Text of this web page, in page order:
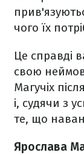
чого їх
Це справді
свою
Магучіх
і, судячи з
те, що
Ярослава